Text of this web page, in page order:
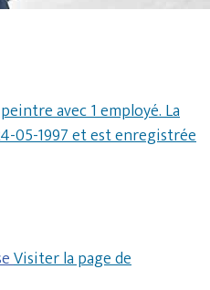
avec 1 employé. La
05-1997 et est enregistrée
Visiter la page de